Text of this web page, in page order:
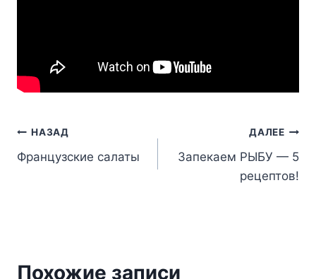
Навигация
по
НАЗАД
Французские салаты
ДАЛЕЕ
Запекаем РЫБУ — 5
рецептов!
Похожие записи